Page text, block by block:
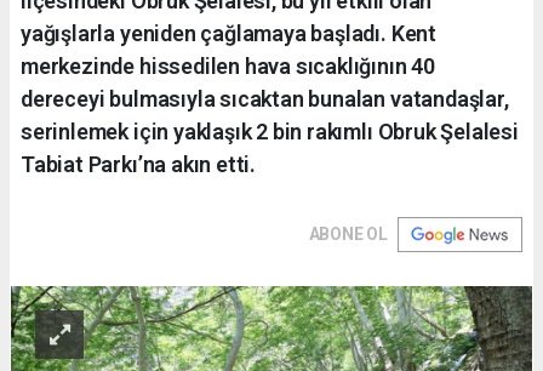
yağışlarla yeniden çağlamaya başladı. Kent
merkezinde hissedilen hava sıcaklığının 40
dereceyi bulmasıyla sıcaktan bunalan vatandaşlar,
serinlemek için yaklaşık 2 bin rakımlı Obruk Şelalesi
Tabiat Parkı’na akın etti.
ABONE OL